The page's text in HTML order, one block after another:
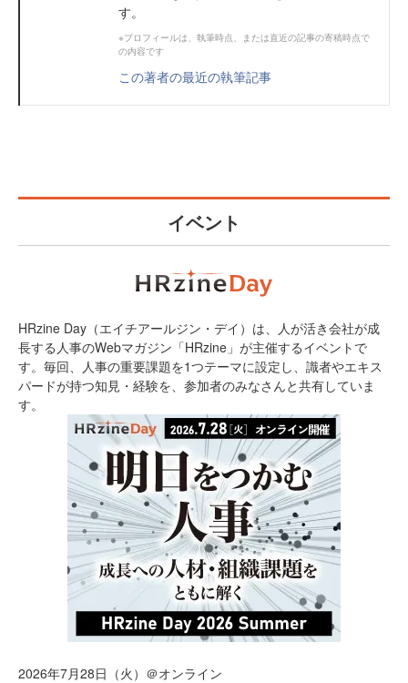
す。
※プロフィールは、執筆時点、または直近の記事の寄稿時点で
の内容です
この著者の最近の執筆記事
イベント
HRzine Day（エイチアールジン・デイ）は、人が活き会社が成
長する人事のWebマガジン「HRzine」が主催するイベントで
す。毎回、人事の重要課題を1つテーマに設定し、識者やエキス
パードが持つ知見・経験を、参加者のみなさんと共有していま
す。
2026年7月28日（火）＠オンライン